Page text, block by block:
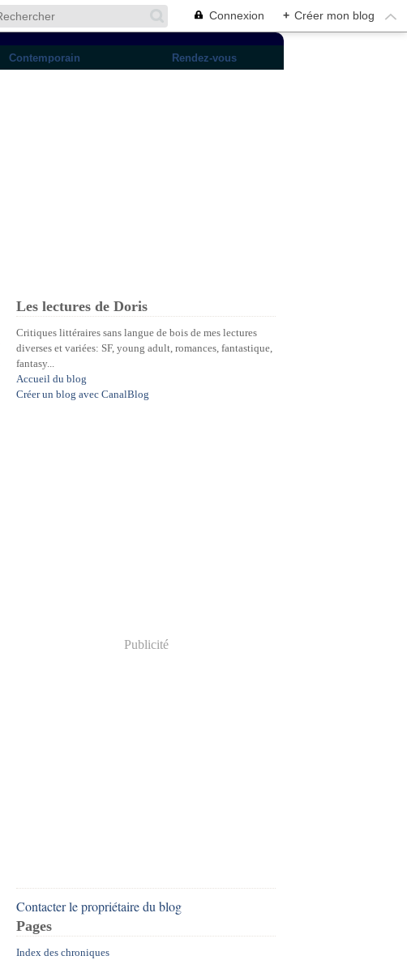
Connexion + Créer mon blog
Contemporain Rendez-vous
Les lectures de Doris
Critiques littéraires sans langue de bois de mes lectures
diverses et variées: SF, young adult, romances, fantastique,
fantasy...
Accueil du blog
Créer un blog avec CanalBlog
Publicité
Contacter le propriétaire du blog
Pages
Index des chroniques